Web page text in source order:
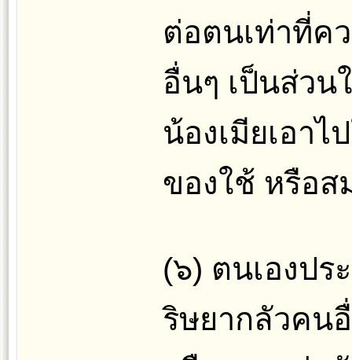
ต่อตนเท่าที่ค
อื่นๆ เป็นส่วน
น้องเมียเอา
ของใช้ หรือ
(๖) ตนเองป
ริษยากลัวคน